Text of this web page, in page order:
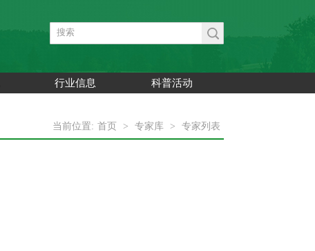
行业信息 科普活动
当前位置: 首页 > 专家库 > 专家列表